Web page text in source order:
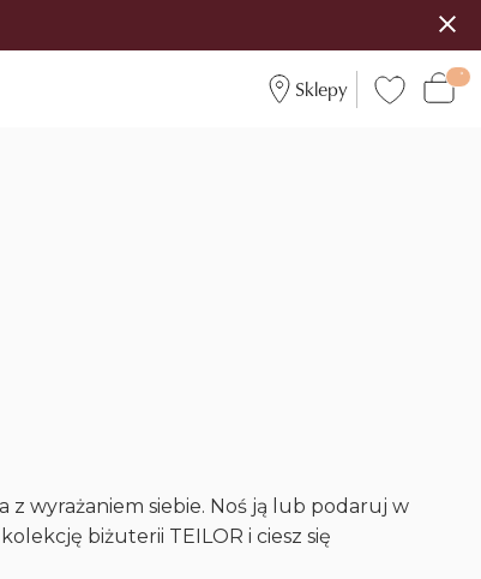
Sklepy
z wyrażaniem siebie. Noś ją lub podaruj w
biżuterii TEILOR i ciesz się